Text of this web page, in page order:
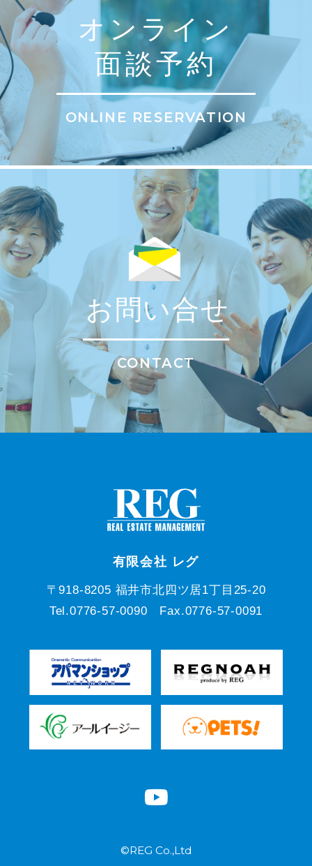
オンライン
面談予約
ONLINE RESERVATION
お問い合せ
CONTACT
有限会社 レグ
〒918-8205 福井市北四ツ居1丁目25-20
Tel.0776-57-0090 Fax.0776-57-0091
©REG Co.,Ltd